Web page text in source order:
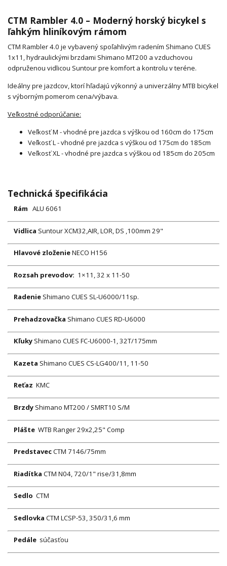
CTM Rambler 4.0 – Moderný horský bicykel s
ľahkým hliníkovým rámom
CTM Rambler 4.0 je vybavený spoľahlivým radením Shimano CUES
1x11, hydraulickými brzdami Shimano MT200 a vzduchovou
odpruženou vidlicou Suntour pre komfort a kontrolu v teréne.
Ideálny pre jazdcov, ktorí hľadajú výkonný a univerzálny MTB bicykel
s výborným pomerom cena/výbava.
Veľkostné odporúčanie:
Veľkosť M - vhodné pre jazdca s výškou od 160cm do 175cm
Veľkosť L - vhodné pre jazdca s výškou od 175cm do 185cm
Veľkosť XL - vhodné pre jazdca s výškou od 185cm do 205cm
Technická špecifikácia
Rám ALU 6061
Vidlica Suntour XCM32,AIR, LOR, DS ,100mm 29"
Hlavové zloženieNECO H156
Rozsah prevodov: 1×11, 32 x 11-50
Radenie Shimano CUES SL-U6000/11sp.
Prehadzovačka Shimano CUES RD-U6000
Kľuky Shimano CUES FC-U6000-1, 32T/175mm
Kazeta Shimano CUES CS-LG400/11, 11-50
Reťaz KMC
Brzdy Shimano MT200 / SMRT10 S/M
Plášte WTB Ranger 29x2,25" Comp
PredstavecCTM 7146/75mm
Riadítka CTM N04, 720/1" rise/31,8mm
Sedlo CTM
Sedlovka CTM LCSP-53, 350/31,6 mm
Pedále súčasťou